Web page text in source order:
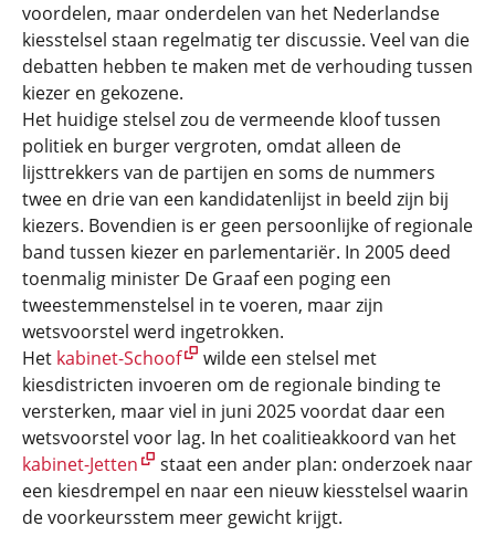
voordelen, maar onderdelen van het Nederlandse
kiesstelsel staan regelmatig ter discussie. Veel van die
debatten hebben te maken met de verhouding tussen
kiezer en gekozene.
Het huidige stelsel zou de vermeende kloof tussen
politiek en burger vergroten, omdat alleen de
lijsttrekkers van de partijen en soms de nummers
twee en drie van een kandidatenlijst in beeld zijn bij
kiezers. Bovendien is er geen persoonlijke of regionale
band tussen kiezer en parlementariër. In 2005 deed
toenmalig minister De Graaf een poging een
tweestemmenstelsel in te voeren, maar zijn
wetsvoorstel werd ingetrokken.
Het kabinet-Schoof
wilde een stelsel met
kiesdistricten invoeren om de regionale binding te
versterken, maar viel in juni 2025 voordat daar een
wetsvoorstel voor lag. In het coalitieakkoord van het
kabinet-Jetten
staat een ander plan: onderzoek naar
een kiesdrempel en naar een nieuw kiesstelsel waarin
de voorkeursstem meer gewicht krijgt.